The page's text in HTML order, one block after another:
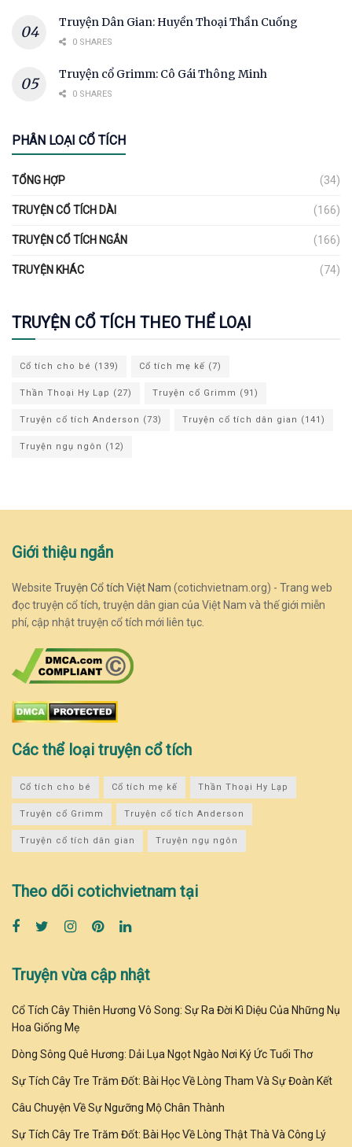
Truyện Dân Gian: Huyền Thoại Thần Cuống
0 SHARES
Truyện cổ Grimm: Cô Gái Thông Minh
0 SHARES
PHÂN LOẠI CỔ TÍCH
TỔNG HỢP (34)
TRUYỆN CỔ TÍCH DÀI (166)
TRUYỆN CỔ TÍCH NGẮN (166)
TRUYỆN KHÁC (74)
TRUYỆN CỔ TÍCH THEO THỂ LOẠI
Cổ tích cho bé (139) Cổ tích mẹ kế (7)
Thần Thoại Hy Lạp (27) Truyện cổ Grimm (91)
Truyện cổ tích Anderson (73) Truyện cổ tích dân gian (141)
Truyện ngụ ngôn (12)
Giới thiệu ngắn
Website Truyện Cổ tích Việt Nam (cotichvietnam.org) - Trang web
đọc truyện cổ tích, truyện dân gian của Việt Nam và thế giới miễn
phí, cập nhật truyện cổ tích mới liên tục.
Các thể loại truyện cổ tích
Cổ tích cho bé Cổ tích mẹ kế Thần Thoại Hy Lạp
Truyện cổ Grimm Truyện cổ tích Anderson
Truyện cổ tích dân gian Truyện ngụ ngôn
Theo dõi cotichvietnam tại
Truyện vừa cập nhật
Cổ Tích Cây Thiên Hương Vô Song: Sự Ra Đời Kì Diệu Của Những Nụ
Hoa Giống Mẹ
Dòng Sông Quê Hương: Dải Lụa Ngọt Ngào Nơi Ký Ức Tuổi Thơ
Sự Tích Cây Tre Trăm Đốt: Bài Học Về Lòng Tham Và Sự Đoàn Kết
Câu Chuyện Về Sự Ngưỡng Mộ Chân Thành
Sự Tích Cây Tre Trăm Đốt: Bài Học Về Lòng Thật Thà Và Công Lý